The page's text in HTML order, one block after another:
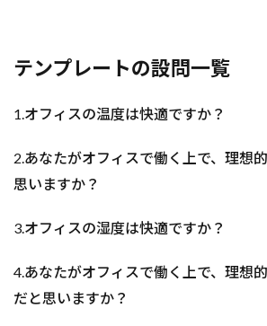
テンプレートの設問一覧
1.オフィスの温度は快適ですか？
2.あなたがオフィスで働く上で、理想
思いますか？
3.オフィスの湿度は快適ですか？
4.あなたがオフィスで働く上で、理想
だと思いますか？